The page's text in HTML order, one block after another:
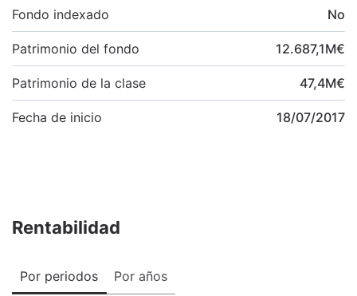
Fondo indexado No
Patrimonio del fondo 12.687,1M€
Patrimonio de la clase 47,4M€
Fecha de inicio 18/07/2017
Rentabilidad
Por periodos Por años